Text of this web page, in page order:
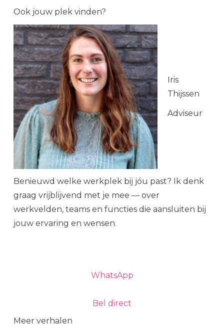
Ook jouw plek vinden?
Iris
Thijssen
Adviseur
Benieuwd welke werkplek bij jóu past? Ik denk
graag vrijblijvend met je mee — over
werkvelden, teams en functies die aansluiten bij
jouw ervaring en wensen.
WhatsApp
Bel direct
Meer verhalen